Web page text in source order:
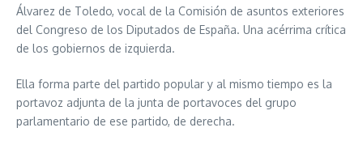
Álvarez de Toledo, vocal de la Comisión de asuntos exteriores
del Congreso de los Diputados de España. Una acérrima crítica
de los gobiernos de izquierda.
Ella forma parte del partido popular y al mismo tiempo es la
portavoz adjunta de la junta de portavoces del grupo
parlamentario de ese partido, de derecha.